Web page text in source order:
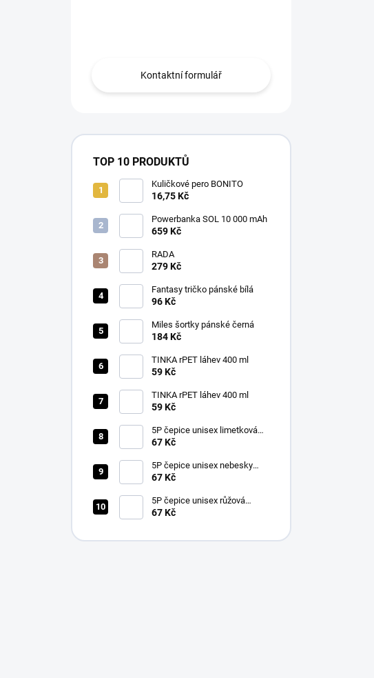
Kontaktní formulář
TOP 10 PRODUKTŮ
Kuličkové pero BONITO
16,75 Kč
Powerbanka SOL 10 000 mAh
659 Kč
RADA
279 Kč
Fantasy tričko pánské bílá
96 Kč
Miles šortky pánské černá
184 Kč
TINKA rPET láhev 400 ml
59 Kč
TINKA rPET láhev 400 ml
59 Kč
5P čepice unisex limetková
nastavitelná
67 Kč
5P čepice unisex nebesky
modrá nastavitelná
67 Kč
5P čepice unisex růžová
nastavitelná
67 Kč